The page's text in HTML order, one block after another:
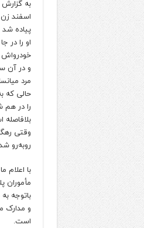
به
اسفند
پیاده
او را
و در آن
مرد
حالی که
وقتی
روبه‌رو
با
باتوجه
است.